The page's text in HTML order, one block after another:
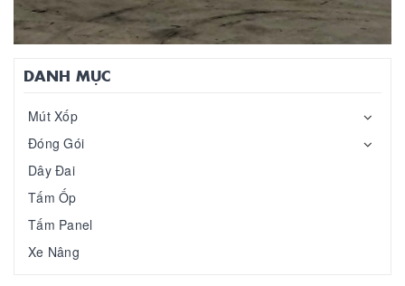
DANH MỤC
Mút Xốp
Đóng Gói
Dây Đai
Tấm Ốp
Tấm Panel
Xe Nâng